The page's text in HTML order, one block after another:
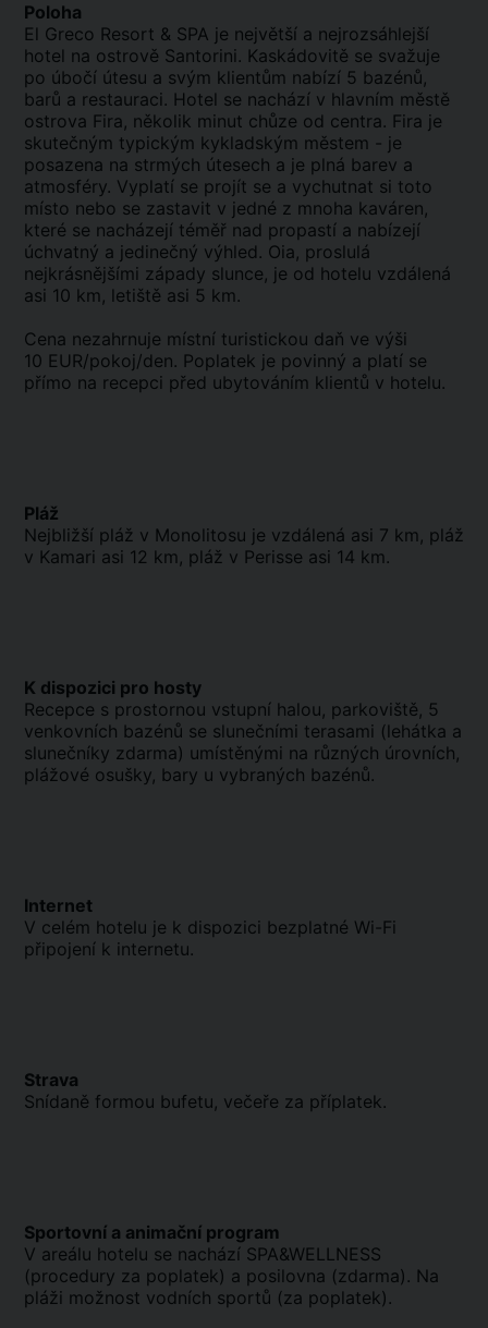
Poloha
El Greco Resort & SPA je největší a nejrozsáhlejší
hotel na ostrově Santorini. Kaskádovitě se svažuje
po úbočí útesu a svým klientům nabízí 5 bazénů,
barů a restauraci. Hotel se nachází v hlavním městě
ostrova Fira, několik minut chůze od centra. Fira je
skutečným typickým kykladským městem - je
posazena na strmých útesech a je plná barev a
atmosféry. Vyplatí se projít se a vychutnat si toto
místo nebo se zastavit v jedné z mnoha kaváren,
které se nacházejí téměř nad propastí a nabízejí
úchvatný a jedinečný výhled. Oia, proslulá
nejkrásnějšími západy slunce, je od hotelu vzdálená
asi 10 km, letiště asi 5 km.
Cena nezahrnuje místní turistickou daň ve výši
10 EUR/pokoj/den. Poplatek je povinný a platí se
přímo na recepci před ubytováním klientů v hotelu.
Pláž
Nejbližší pláž v Monolitosu je vzdálená asi 7 km, pláž
v Kamari asi 12 km, pláž v Perisse asi 14 km.
K dispozici pro hosty
Recepce s prostornou vstupní halou, parkoviště, 5
venkovních bazénů se slunečními terasami (lehátka a
slunečníky zdarma) umístěnými na různých úrovních,
plážové osušky, bary u vybraných bazénů.
Internet
V celém hotelu je k dispozici bezplatné Wi-Fi
připojení k internetu.
Strava
Snídaně formou bufetu, večeře za příplatek.
Sportovní a animační program
V areálu hotelu se nachází SPA&WELLNESS
(procedury za poplatek) a posilovna (zdarma). Na
pláži možnost vodních sportů (za poplatek).